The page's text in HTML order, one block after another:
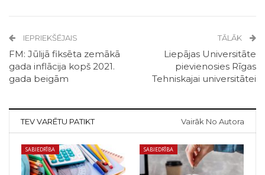
IEPRIEKŠĒJAIS
FM: Jūlijā fiksēta zemākā
gada inflācija kopš 2021.
gada beigām
TĀLĀK
Liepājas Universitāte
pievienosies Rīgas
Tehniskajai universitātei
TEV VARĒTU PATIKT Vairāk No Autora
SABIEDRĪBA SABIEDRĪBA